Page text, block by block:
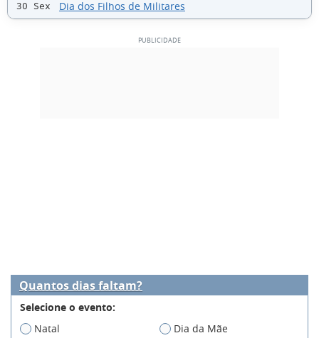
30 Sex Dia dos Filhos de Militares
Quantos dias faltam?
Selecione o evento:
Natal
Dia da Mãe